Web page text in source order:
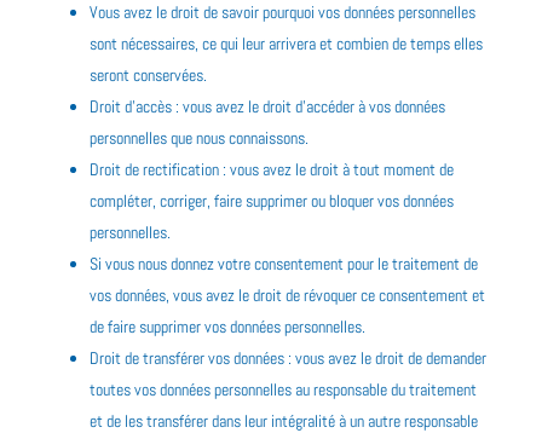
Vous avez le droit de savoir pourquoi vos données personnelles
sont nécessaires, ce qui leur arrivera et combien de temps elles
seront conservées.
Droit d’accès : vous avez le droit d’accéder à vos données
personnelles que nous connaissons.
Droit de rectification : vous avez le droit à tout moment de
compléter, corriger, faire supprimer ou bloquer vos données
personnelles.
Si vous nous donnez votre consentement pour le traitement de
vos données, vous avez le droit de révoquer ce consentement et
de faire supprimer vos données personnelles.
Droit de transférer vos données : vous avez le droit de demander
toutes vos données personnelles au responsable du traitement
et de les transférer dans leur intégralité à un autre responsable